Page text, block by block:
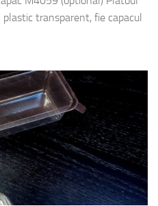
transparent, fie capacul